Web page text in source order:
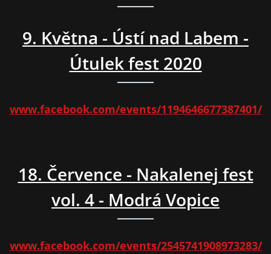
9. Května - Ústí nad Labem -
Útulek fest 2020
www.facebook.com/events/1194646677387401/
18. Července - Nakalenej fest
vol. 4 - Modrá Vopice
www.facebook.com/events/2545741908973283/